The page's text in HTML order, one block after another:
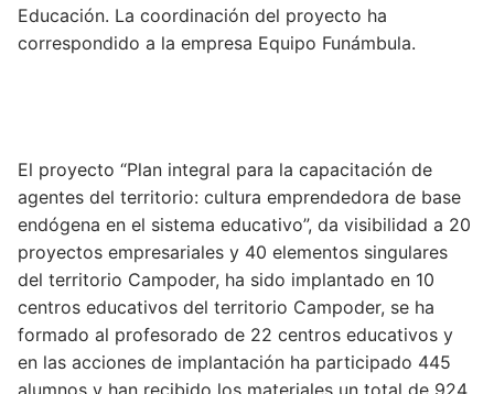
Educación. La coordinación del proyecto ha
correspondido a la empresa Equipo Funámbula.
El proyecto “Plan integral para la capacitación de
agentes del territorio: cultura emprendedora de base
endógena en el sistema educativo”, da visibilidad a 20
proyectos empresariales y 40 elementos singulares
del territorio Campoder, ha sido implantado en 10
centros educativos del territorio Campoder, se ha
formado al profesorado de 22 centros educativos y
en las acciones de implantación ha participado 445
alumnos y han recibido los materiales un total de 924